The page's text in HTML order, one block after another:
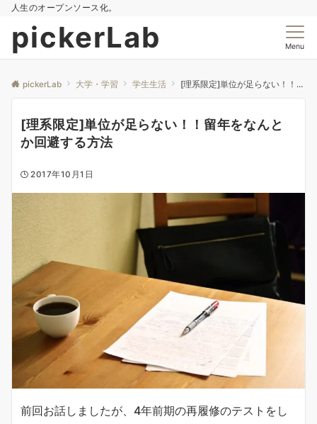
人生のオープンソース化。
pickerLab Menu
pickerLab 大学・学習 学生生活 [理系限定]単位が足らない！！留年をなんとか回避する方法
[理系限定]単位が足らない！！留年をなんと
か回避する方法
2017年10月1日
前回お話しましたが、4年前期の再履修のテストをし